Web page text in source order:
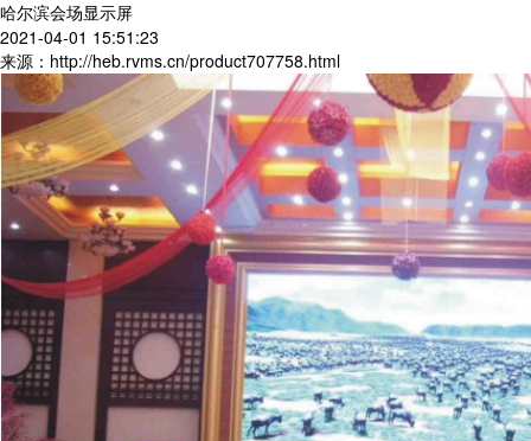
哈尔滨会场显示屏
2021-04-01 15:51:23
来源：http://heb.rvms.cn/product707758.html